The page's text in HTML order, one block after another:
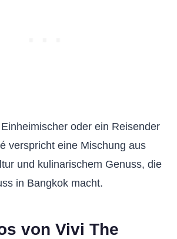
oder ein Reisender
verspricht eine Mischung aus
und kulinarischem Genuss, die
in Bangkok macht.
von Vivi The